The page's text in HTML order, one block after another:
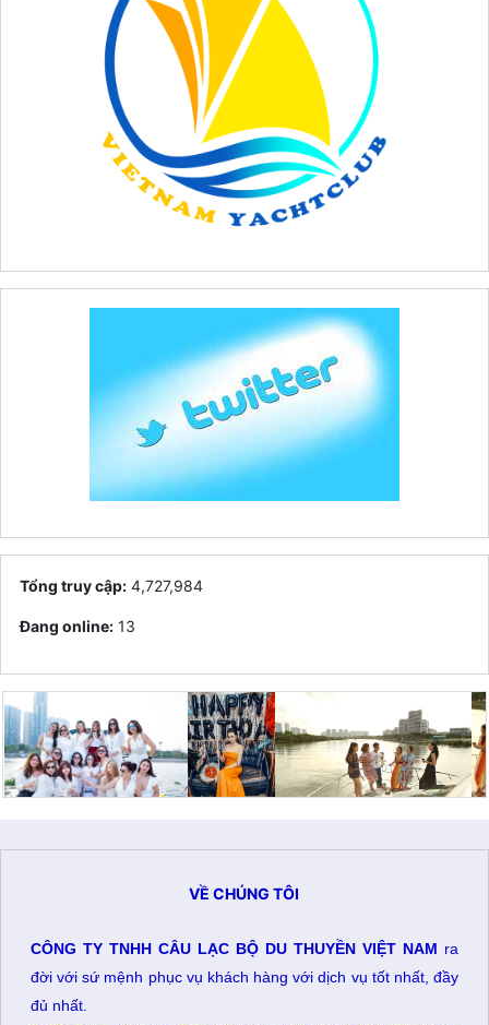
Tổng truy cập: 4,727,984
Đang online: 13
VỀ CHÚNG TÔI
CÔNG TY TNHH CÂU LẠC BỘ DU THUYỀN VIỆT NAM ra
đời với sứ mệnh phục vụ khách hàng với dịch vụ tốt nhất, đầy
đủ nhất.